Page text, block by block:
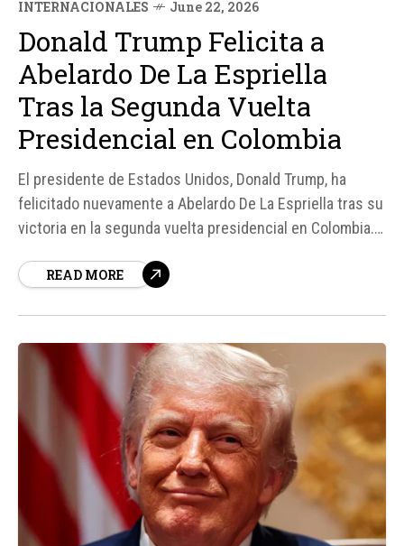
INTERNACIONALES June 22, 2026
Donald Trump Felicita a
Abelardo De La Espriella
Tras la Segunda Vuelta
Presidencial en Colombia
El presidente de Estados Unidos, Donald Trump, ha
felicitado nuevamente a Abelardo De La Espriella tras su
victoria en la segunda vuelta presidencial en Colombia.
honor" para él respaldar a De La Espriella y expresó su
READ MORE